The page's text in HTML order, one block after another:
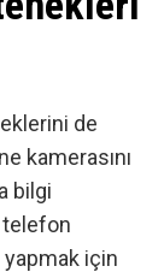
de
kamerasını
bilgi
telefon
yapmak için